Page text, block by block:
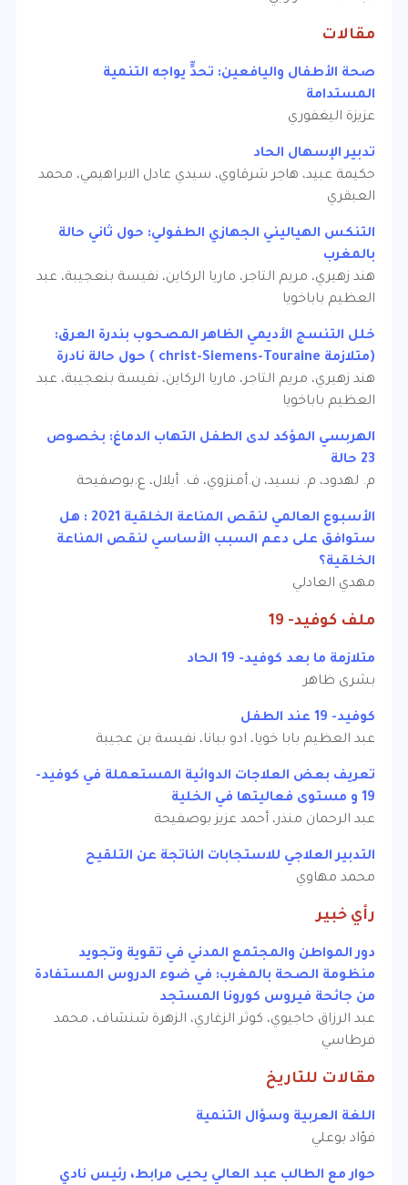
مقالات
صحة الأطفال واليافعين: تحدٍّ يواجه التنمية
المستدامة
عزيزة اليغفوري
تدبير الإسهال الحاد
حكيمة عبيد، هاجر شرقاوي، سيدي عادل الابراهيمي، محمد
العبقري
التنكس الهياليني الجهازي الطفولي: حول ثاني حالة
بالمغرب
هند زهيري، مريم التاجر، ماريا الركاين، نفيسة بنعجيبة، عبد
العظيم باباخويا
خلل التنسج الأديمي الظاهر المصحوب بندرة العرق:
(متلازمة christ-Siemens-Touraine ) حول حالة نادرة
هند زهيري، مريم التاجر، ماريا الركاين، نفيسة بنعجيبة، عبد
العظيم باباخويا
الهربسي المؤكد لدى الطفل التهاب الدماغ: بخصوص
23 حالة
م. لهدود، م. نسيد، ن.أمنزوي، ف. أيلال، ع.بوصفيحة
الأسبوع العالمي لنقص المناعة الخلقية 2021 : هل
ستوافق على دعم السبب الأساسي لنقص المناعة
الخلقية؟
مهدي العادلي
ملف كوفيد- 19
متلازمة ما بعد كوفيد- 19 الحاد
بشرى ظاهر
كوفيد- 19 عند الطفل
عبد العظيم بابا خويا، ادو ببانا، نفيسة بن عجيبة
تعريف بعض العلاجات الدوائية المستعملة في كوفيد-
19 و مستوى فعاليتها في الخلية
عبد الرحمان منذر، أحمد عزيز بوصفيحة
التدبير العلاجي للاستجابات الناتجة عن التلقيح
محمد مهاوي
رأي خبير
دور المواطن والمجتمع المدني في تقوية وتجويد
منظومة الصحة بالمغرب: في ضوء الدروس المستفادة
من جائحة فيروس كورونا المستجد
عبد الرزاق حاجيوي، كوثر الزغاري، الزهرة شنشاف، محمد
فرطاسي
مقالات للتاريخ
اللغة العربية وسؤال التنمية
فؤاد بوعلي
حوار مع الطالب عبد العالي يحيى مرابط، رئيس نادي